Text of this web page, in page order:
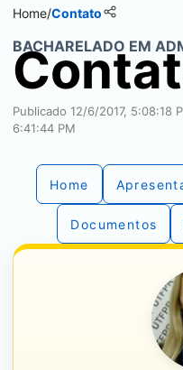
Home/Contato
BACHARELADO EM
Publicado 12/6/2017, 5:08:18
6:41:44 PM
Home
Documentos